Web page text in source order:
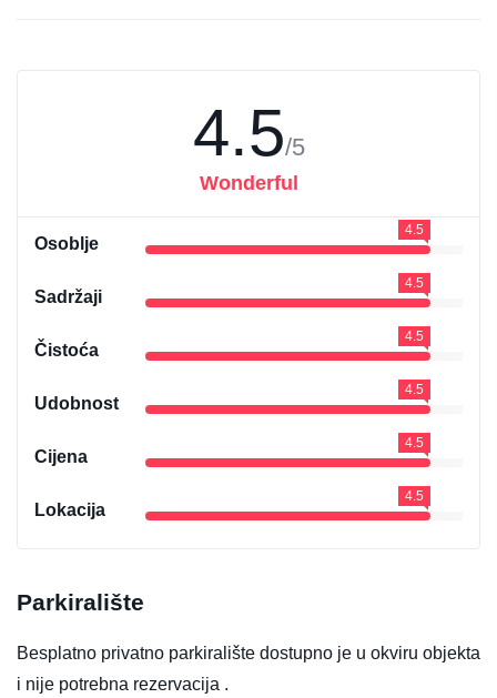
4.5/5
Wonderful
Osoblje
4.5
Sadržaji
4.5
Čistoća
4.5
Udobnost
4.5
Cijena
4.5
Lokacija
4.5
Parkiralište
Besplatno privatno parkiralište dostupno je u okviru objekta
i nije potrebna rezervacija .